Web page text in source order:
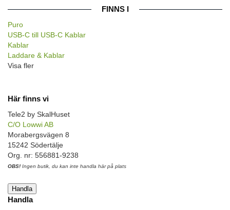
FINNS I
Puro
USB-C till USB-C Kablar
Kablar
Laddare & Kablar
Visa fler
Här finns vi
Tele2 by SkalHuset
C/O Lowwi AB
Morabergsvägen 8
15242 Södertälje
Org. nr: 556881-9238
OBS! Ingen butik, du kan inte handla här på plats
Handla
Handla